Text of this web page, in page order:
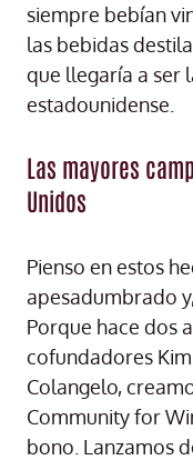
siempre bebían
las bebidas
que llegaría a ser
estadounidense.
Las mayores
Unidos
Pienso en estos
apesadumbrado
Porque hace dos
cofundadores
Colangelo,
Community for
bono. Lanzamos